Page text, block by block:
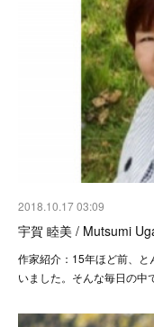
2018.10.17 03:09
宇賀 睦美 / Mutsumi
作家紹介：15年ほど前、
いました。そんな毎日の